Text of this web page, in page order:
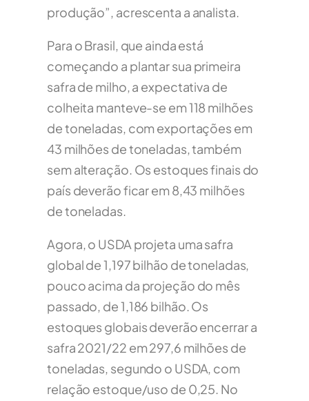
produção”, acrescenta a analista.
Para o Brasil, que ainda está
começando a plantar sua primeira
safra de milho, a expectativa de
colheita manteve-se em 118 milhões
de toneladas, com exportações em
43 milhões de toneladas, também
sem alteração. Os estoques finais do
país deverão ficar em 8,43 milhões
de toneladas.
Agora, o USDA projeta uma safra
global de 1,197 bilhão de toneladas,
pouco acima da projeção do mês
passado, de 1,186 bilhão. Os
estoques globais deverão encerrar a
safra 2021/22 em 297,6 milhões de
toneladas, segundo o USDA, com
relação estoque/uso de 0,25. No